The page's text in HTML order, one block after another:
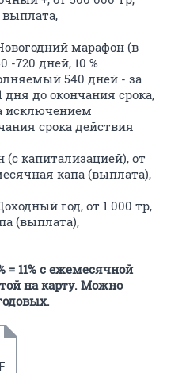
выплата,
марафон (в
-720 дней, 10 %
540 дней - за
до окончания срока,
исключением
срока действия
капитализацией), от
капа (выплата),
год, от 1 000 тр,
(выплата),
= 11% с ежемесячной
на карту. Можно